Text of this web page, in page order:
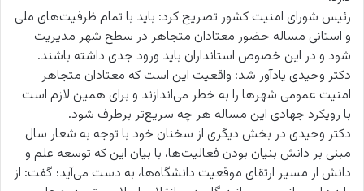
رئیس شورای امنیت کشور تصریح کرد: باید با تمام ظرفیت‌های ملی
و استانی مساله حضور معتادان متجاهر در سطح شهر مدیریت
شود و در این خصوص استانداران باید ورود جدی داشته باشند.
دکتر وحیدی یادآور شد: واقعیت این است که معتادان متجاهر
امنیت عمومی شهرها را به خطر می‌اندازند و برای همین لازم است
با رویکرد جهادی این مساله هر چه سریع‌تر برطرف شود.
دکتر وحیدی در بخش دیگری از سخنان خود با توجه به شعار سال
مبنی بر دانش بنیان بودن فعالیت‌ها، با بیان این که توسعه علم و
دانش از مسیر ارتقای موقعیت دانشگاه‌ها، به دست می‌آید؛ گفت: از